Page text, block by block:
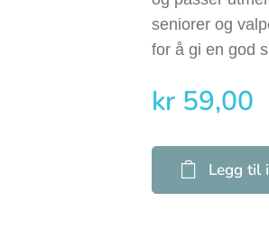
seniorer og
for å gi en god
kr 59,00
Legg til